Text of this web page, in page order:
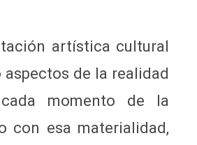
artística cultural
aspectos de la realidad
momento de la
con esa materialidad,